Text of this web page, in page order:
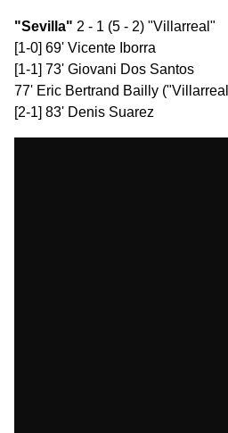
"Sevilla" 2 - 1 (5 - 2) "Villarreal"
[1-0] 69' Vicente Iborra
[1-1] 73' Giovani Dos Santos
77' Eric Bertrand Bailly
[2-1] 83' Denis Suarez